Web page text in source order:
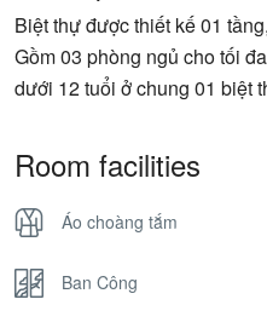
Biệt thự được thiết kế 01
Gồm 03 phòng ngủ cho tối
dưới 12 tuổi ở chung 01 biệt
Room facilities
Áo choàng tắm
Ban Công